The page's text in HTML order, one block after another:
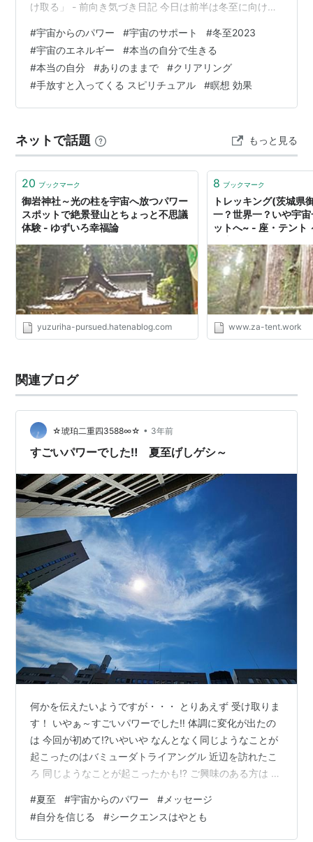
け取る」 - 前向き気づき日記 今日は前半は冬至に向けて
とのお話を、 そして後半では、 なぜ本当の自分の生きる
ことが大切なのか？ 豊かに幸せに生きるために、 宇宙か
らのサポート受けるために 欠かせないことについてのお
話です。 宇宙の法則では 受け取る前にまず与えることで
すが、 宇宙に何を与えれば 豊かさや幸せを受け取…
#宇宙からのパワー #宇宙のサポート #冬至2023
#宇宙のエネルギー #本当の自分で生きる
#本当の自分 #ありのままで #クリアリング
#手放すと入ってくる スピリチュアル #瞑想 効果
ネットで話題 もっと見る
20 ブックマーク
御岩神社～光の柱を宇宙へ放つパワー
スポットで絶景登山とちょっと不思議
体験 - ゆずいろ幸福論
yuzuriha-pursued.hatenablog.com
8 ブックマーク
トレッキング(茨城県
一？世界一？いや宇
ットへ~ - 座・テント
www.za-tent.work
関連ブログ
☆琥珀二重四3588∞☆ • 3年前
すごいパワーでした‼ 夏至げしゲシ～
何かを伝えたいようですが・・・ とりあえず 受け取りま
す！ いやぁ～すごいパワーでした‼ 体調に変化が出たの
は 今回が初めて⁉いやいや なんとなく同じようなことが
起こったのはバミューダトライアングル 近辺を訪れたこ
ろ 同じようなことが起こったかも⁉ ご興味のある方は こ
の5日前の夜に 体に みみず腫れ のような筋が・・・ ええ
え～‼ 何かいつもと違うことしたかな？食べたものとか
#夏至 #宇宙からのパワー #メッセージ
#自分を信じる #シークエンスはやとも